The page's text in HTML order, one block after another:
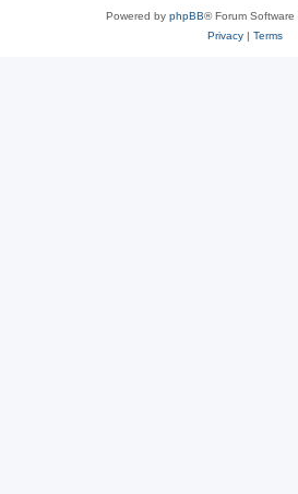
Powered by phpBB® Forum
Privacy| Terms